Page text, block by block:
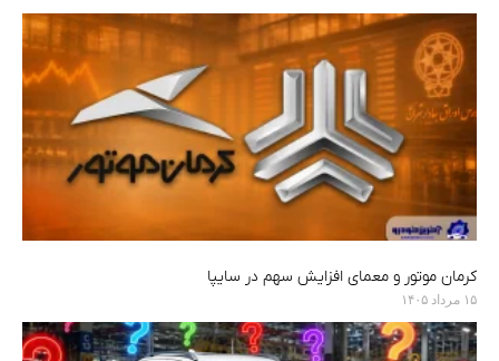
کرمان موتور و معمای افزایش سهم در سایپا
۱۵ مرداد ۱۴۰۵